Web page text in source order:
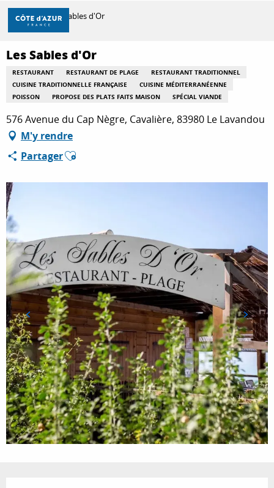
Aller
contenu
principal
DÉCOUVRIR
À FAIRE
SÉJOURNER
Accueil Les Sables d'Or
Les Sables d'Or
RESTAURANT RESTAURANT DE PLAGE
RESTAURANT TRADITIONNEL
CUISINE TRADITIONNELLE FRANÇAISE
CUISINE MÉDITERRANÉENNE
POISSON
PROPOSE DES PLATS FAITS MAISON SPÉCIAL VIANDE
576 Avenue du Cap Nègre, Cavalière, 83980 Le Lavandou
M'y rendre
PartagerAjouter aux favoris